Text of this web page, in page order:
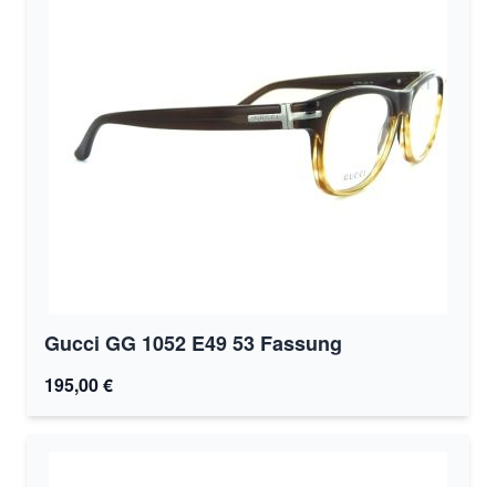
Gucci GG 1052 E49 53 Fassung
195,00 €